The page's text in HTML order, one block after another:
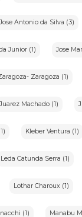
Jose Antonio da Silva (3)
Junior (1) Jose
Zaragoza (1)
Juarez Machado (1)
Kleber Ventura (1)
Leda Catunda Serra (1)
Lothar Charoux (1)
(1) Manabu